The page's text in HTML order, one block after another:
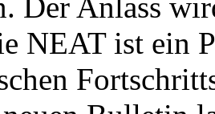
Der Anlass
NEAT ist ein